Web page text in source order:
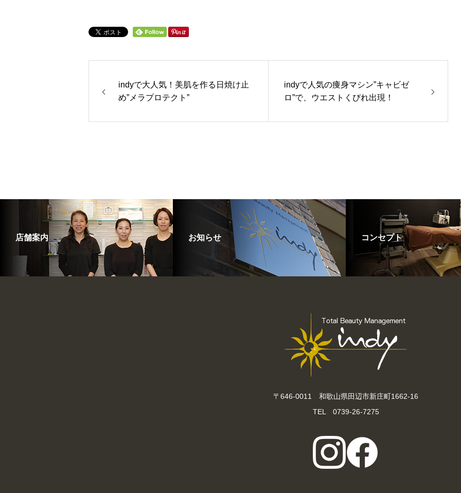
indyで大人気！美肌を作る日焼け止
め”メラプロテクト”
indyで人気の痩身マシン”キャビゼ
ロ”で、ウエストくびれ出現！
店舗案内 お知らせ コンセプト
〒646-0011 和歌山県田辺市新庄町1662-16
TEL 0739-26-7275